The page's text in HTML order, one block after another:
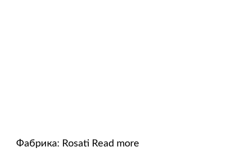
Фабрика: Rosati Read more